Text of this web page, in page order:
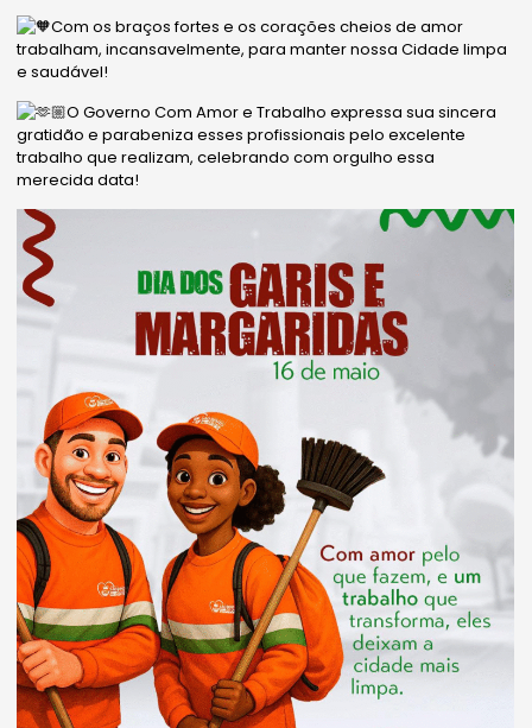
Com os braços fortes e os corações cheios de amor
trabalham, incansavelmente, para manter nossa Cidade limpa
e saudável!
O Governo Com Amor e Trabalho expressa sua sincera
gratidão e parabeniza esses profissionais pelo excelente
trabalho que realizam, celebrando com orgulho essa
merecida data!